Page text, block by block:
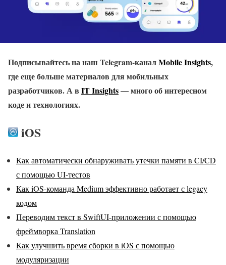
Подписывайтесь на наш Telegram-каналMobile Insights,
где еще больше материалов для мобильных
разработчиков. А в IT Insights— много об интересном
коде и технологиях.
iOS
Как автоматически обнаруживать утечки памяти в CI/CD
с помощью UI-тестов
Как iOS-команда Medium эффективно работает с legacy
кодом
Переводим текст в SwiftUI-приложении с помощью
фреймворка Translation
Как улучшить время сборки в iOS с помощью
модуляризации